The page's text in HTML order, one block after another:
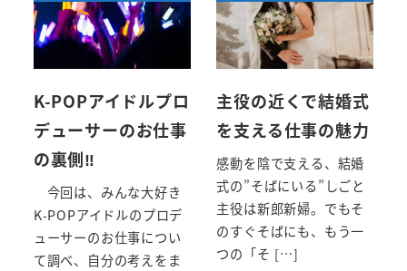
K-POPアイドルプロ
デューサーのお仕事
の裏側‼
今回は、みんな大好き
K-POPアイドルのプロデ
ューサーのお仕事につい
て調べ、自分の考えをま
主役の近くで結婚式
を支える仕事の魅力
感動を陰で支える、結婚
式の”そばにいる”しごと
主役は新郎新婦。でもそ
のすぐそばにも、もう一
つの「そ […]